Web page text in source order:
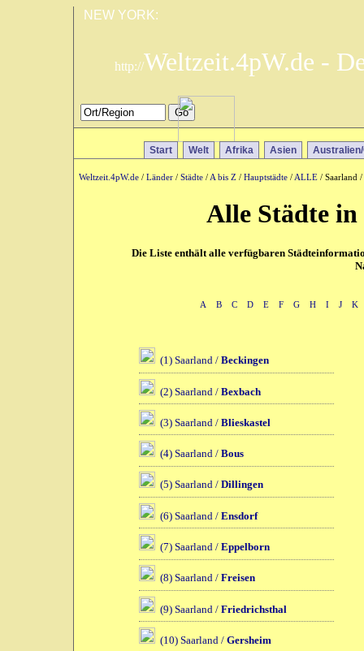
NEW YORK:
http://Weltzeit.4pW.de -
Start Welt Afrika Asien
Weltzeit.4pW.de / Länder / Städte / A bis Z / Hauptstädte / ALLE / Saarland /
Alle Städte
Die Liste enthält alle verfügbaren
A B C D E F G H I J K
(1) Saarland / Beckingen
(2) Saarland / Bexbach
(3) Saarland / Blieskastel
(4) Saarland / Bous
(5) Saarland / Dillingen
(6) Saarland / Ensdorf
(7) Saarland / Eppelborn
(8) Saarland / Freisen
(9) Saarland / Friedrichsthal
(10) Saarland / Gersheim